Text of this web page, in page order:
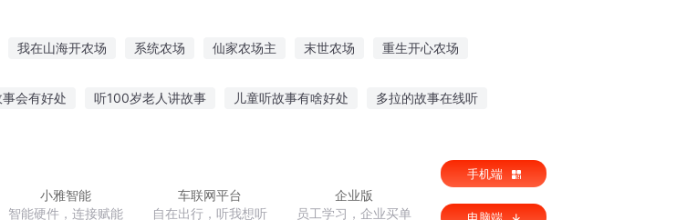
我在山海开农场 系统农场 仙家农场主 末世农场 重生开心农场
会有好处 听100岁老人讲故事 儿童听故事有啥好处 多拉的故事在线听
小雅智能
智能硬件，连接赋能
车联网平台
自在出行，听我想听
企业版
员工学习，企业买单
手机端